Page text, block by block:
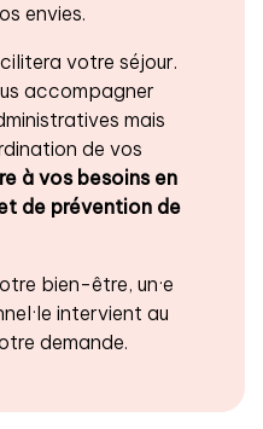
envies.
votre séjour.
accompagner
mais
de vos
à vos besoins en
de prévention de
bien-être, un·e
intervient au
demande.